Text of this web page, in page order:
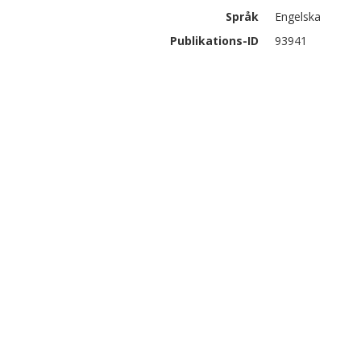
Språk
Engelska
Publikations-ID
93941